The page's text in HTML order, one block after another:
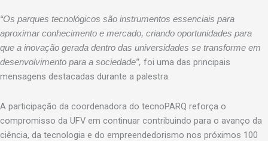
“Os parques tecnológicos são instrumentos essenciais para
aproximar conhecimento e mercado, criando oportunidades para
que a inovação gerada dentro das universidades se transforme em
desenvolvimento para a sociedade”, foi uma das principais
mensagens destacadas durante a palestra.
A participação da coordenadora do tecnoPARQ reforça o
compromisso da UFV em continuar contribuindo para o avanço da
ciência, da tecnologia e do empreendedorismo nos próximos 100